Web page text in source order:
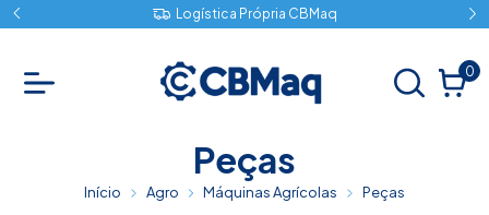
Logística Própria CBMaq
0
Peças
Início Agro Máquinas Agrícolas Peças